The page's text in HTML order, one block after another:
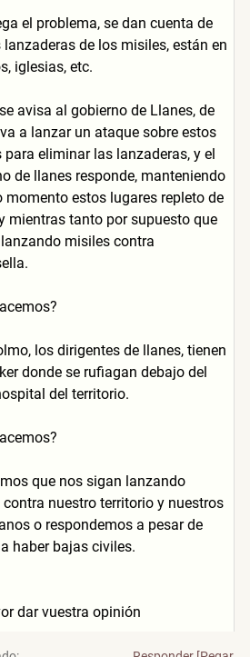
el problema, se dan cuenta de
lanzaderas de los misiles, están en
iglesias, etc.
avisa al gobierno de Llanes, de
a lanzar un ataque sobre estos
para eliminar las lanzaderas, y el
de llanes responde, manteniendo
momento estos lugares repleto de
mientras tanto por supuesto que
misiles contra
los dirigentes de llanes, tienen
donde se rufiagan debajo del
del territorio.
que nos sigan lanzando
nuestro territorio y nuestros
o respondemos a pesar de
haber bajas civiles.
dar vuestra opinión